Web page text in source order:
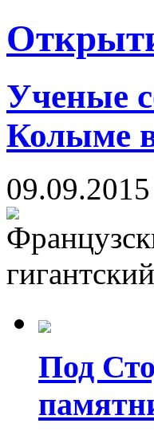
Ученые
Колыме
09.09.2015
Под